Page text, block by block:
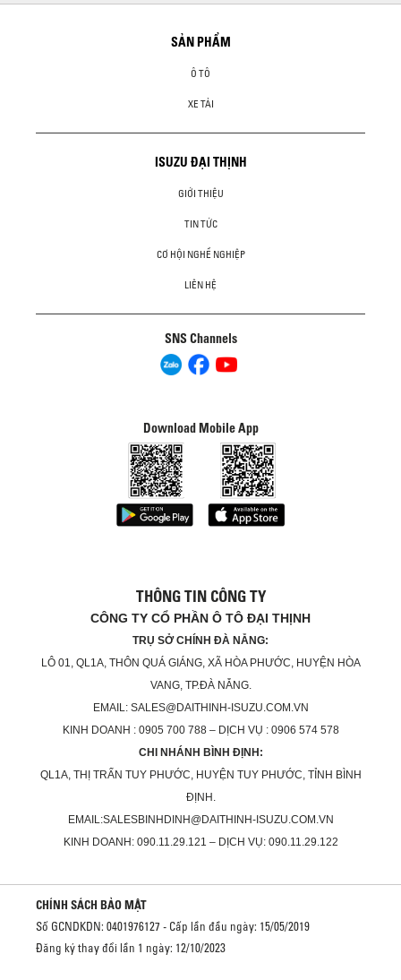
SẢN PHẨM
Ô TÔ
XE TẢI
ISUZU ĐẠI THỊNH
GIỚI THIỆU
TIN TỨC
CƠ HỘI NGHỀ NGHIỆP
LIÊN HỆ
SNS Channels
Download Mobile App
THÔNG TIN CÔNG TY
CÔNG TY CỔ PHẦN Ô TÔ ĐẠI THỊNH
TRỤ SỞ CHÍNH ĐÀ NẴNG:
LÔ 01, QL1A, THÔN QUÁ GIÁNG, XÃ HÒA PHƯỚC, HUYỆN HÒA
VANG, TP.ĐÀ NẴNG.
EMAIL: SALES@DAITHINH-ISUZU.COM.VN
KINH DOANH : 0905 700 788 – DỊCH VỤ : 0906 574 578
CHI NHÁNH BÌNH ĐỊNH:
QL1A, THỊ TRẤN TUY PHƯỚC, HUYỆN TUY PHƯỚC, TỈNH BÌNH
ĐỊNH.
EMAIL:SALESBINHDINH@DAITHINH-ISUZU.COM.VN
KINH DOANH: 090.11.29.121 – DỊCH VỤ: 090.11.29.122
CHÍNH SÁCH BẢO MẬT
Số GCNDKDN: 0401976127 - Cấp lần đầu ngày: 15/05/2019
Đăng ký thay đổi lần 1 ngày: 12/10/2023